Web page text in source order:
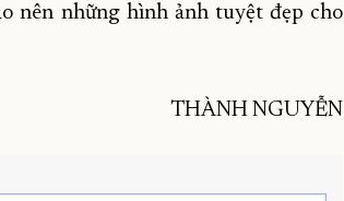
nên những hình ảnh tuyệt đẹp cho
THÀNH NGUYỄN